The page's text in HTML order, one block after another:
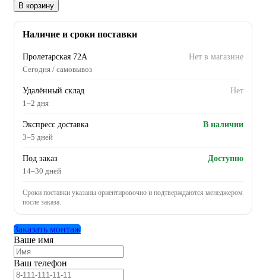
В корзину
Наличие и сроки поставки
Пролетарская 72А
Нет в магазине
Сегодня / самовывоз
Удалённый склад
Нет
1–2 дня
Экспресс доставка
В наличии
3–5 дней
Под заказ
Доступно
14–30 дней
Сроки поставки указаны ориентировочно и подтверждаются менеджером
после заказа.
Заказать монтаж
Ваше имя
Ваш телефон